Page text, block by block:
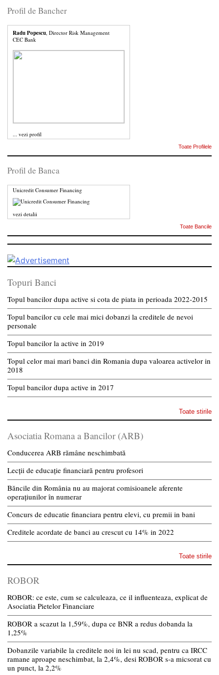
Profil de Bancher
Radu Popescu, Director Risk Management
CEC Bank
... vezi profil
Toate Profilele
Profil de Banca
Unicredit Consumer Financing
vezi detalii
Toate Bancile
Topuri Banci
Topul bancilor dupa active si cota de piata in perioada 2022-2015
Topul bancilor cu cele mai mici dobanzi la creditele de nevoi
personale
Topul bancilor la active in 2019
Topul celor mai mari banci din Romania dupa valoarea activelor in
2018
Topul bancilor dupa active in 2017
Toate stirile
Asociatia Romana a Bancilor (ARB)
Conducerea ARB rămâne neschimbată
Lecții de educație financiară pentru profesori
Băncile din România nu au majorat comisioanele aferente
operațiunilor în numerar
Concurs de educatie financiara pentru elevi, cu premii in bani
Creditele acordate de banci au crescut cu 14% in 2022
Toate stirile
ROBOR
ROBOR: ce este, cum se calculeaza, ce il influenteaza, explicat de
Asociatia Pietelor Financiare
ROBOR a scazut la 1,59%, dupa ce BNR a redus dobanda la
1,25%
Dobanzile variabile la creditele noi in lei nu scad, pentru ca IRCC
ramane aproape neschimbat, la 2,4%, desi ROBOR s-a micsorat cu
un punct, la 2,2%